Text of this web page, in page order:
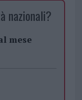
nazionali?
mese